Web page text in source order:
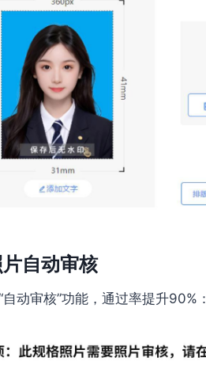
自动审核
动审核”功能，通过率提升90%：